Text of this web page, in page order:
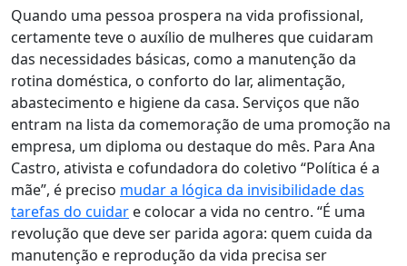
Quando uma pessoa prospera na vida profissional,
certamente teve o auxílio de mulheres que cuidaram
das necessidades básicas, como a manutenção da
rotina doméstica, o conforto do lar, alimentação,
abastecimento e higiene da casa. Serviços que não
entram na lista da comemoração de uma promoção na
empresa, um diploma ou destaque do mês. Para Ana
Castro, ativista e cofundadora do coletivo “Política é a
mãe”, é preciso mudar a lógica da invisibilidade das
tarefas do cuidar e colocar a vida no centro. “É uma
revolução que deve ser parida agora: quem cuida da
manutenção e reprodução da vida precisa ser